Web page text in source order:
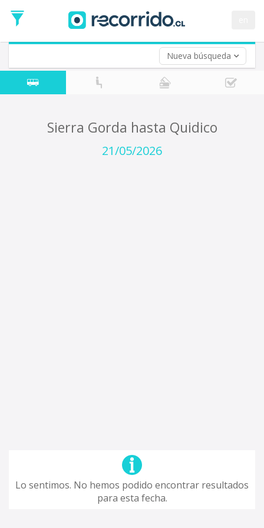
Nueva búsqueda
de
Ida
Vuelta (opcional)
Fecha
de
Sierra Gorda hasta Quidico
21/05/2026
Lo sentimos. No hemos podido encontrar resultados
para esta fecha.